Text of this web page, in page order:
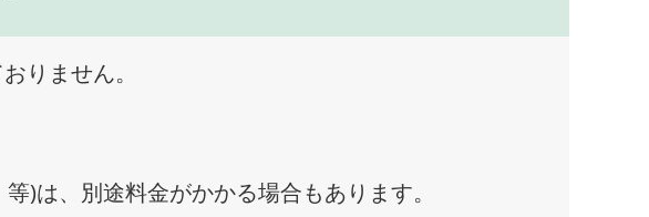
りません。
)は、別途料金がかかる場合もあります。